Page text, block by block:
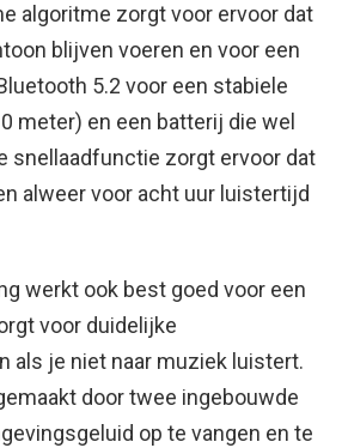
algoritme zorgt voor ervoor dat
blijven voeren en voor een
5.2 voor een stabiele
meter) en een batterij die wel
snellaadfunctie zorgt ervoor dat
alweer voor acht uur luistertijd
werkt ook best goed voor een
voor duidelijke
als je niet naar muziek luistert.
door twee ingebouwde
op te vangen en te